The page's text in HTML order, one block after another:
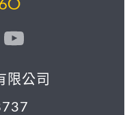
限公司